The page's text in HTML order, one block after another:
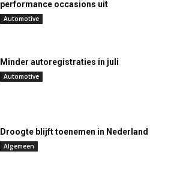
performance occasions uit
Automotive
Minder autoregistraties in juli
Automotive
Droogte blijft toenemen in Nederland
Algemeen